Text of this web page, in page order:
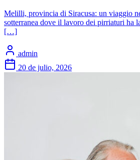
Melilli, provincia di Siracusa: un viaggio
sotterranea dove il lavoro dei pirriaturi ha
[…]
admin
20 de julio, 2026